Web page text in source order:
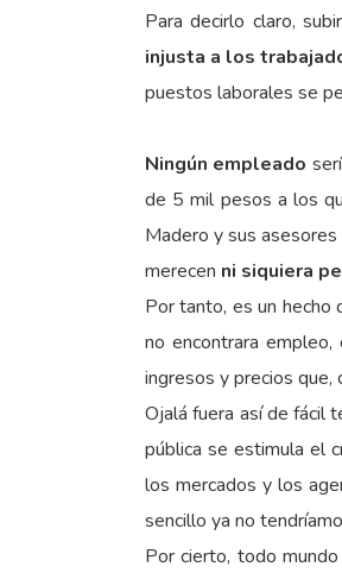
Para decirlo claro,
injusta a los
puestos laborales se
Ningún empleado
de 5 mil pesos a los
Madero y sus
merecen ni siquiera
Por tanto, es un hecho
no encontrara
ingresos y precios que,
Ojalá fuera así de fácil
pública se estimula el
los mercados y los
sencillo ya no
Por cierto, todo